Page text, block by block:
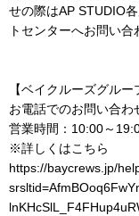
せの際はAP STUDIO
トセンターへお問い
【ベイクルーズグル
お電話でのお問い合
営業時間：10:00～
※詳しくはこちら
https://baycrews.jp/